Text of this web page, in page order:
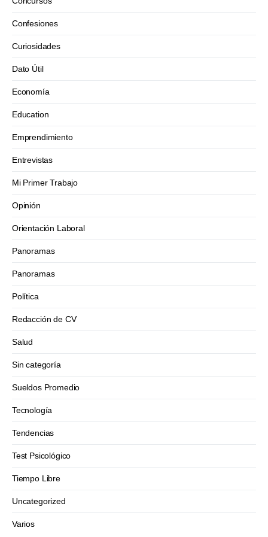
Confesiones
Curiosidades
Dato Útil
Economía
Education
Emprendimiento
Entrevistas
Mi Primer Trabajo
Opinión
Orientación Laboral
Panoramas
Panoramas
Política
Redacción de CV
Salud
Sin categoría
Sueldos Promedio
Tecnología
Tendencias
Test Psicológico
Tiempo Libre
Uncategorized
Varios